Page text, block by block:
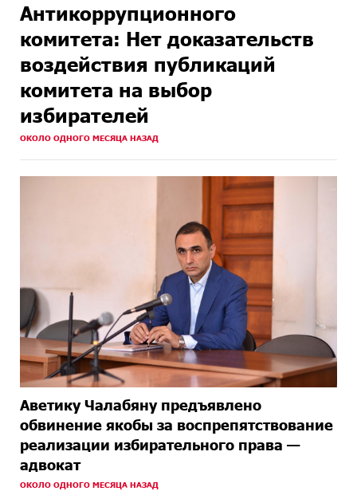
Антикоррупционного
комитета: Нет доказательств
воздействия публикаций
комитета на выбор
избирателей
ОКОЛО ОДНОГО МЕСЯЦА НАЗАД
Аветику Чалабяну предъявлено
обвинение якобы за воспрепятствование
реализации избирательного права —
адвокат
ОКОЛО ОДНОГО МЕСЯЦА НАЗАД